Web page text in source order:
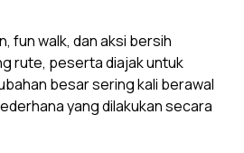
fun walk, dan aksi bersih
rute, peserta diajak untuk
besar sering kali berawal
yang dilakukan secara